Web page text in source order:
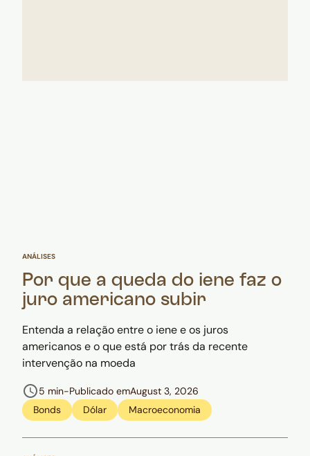
ANÁLISES
Por que a queda do iene faz o
juro americano subir
Entenda a relação entre o iene e os juros
americanos e o que está por trás da recente
intervenção na moeda
5 min-Publicado emAugust 3, 2026
Bonds
Dólar Macroeconomia